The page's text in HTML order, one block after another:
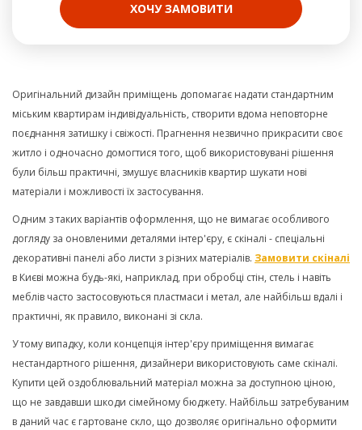
ХОЧУ ЗАМОВИТИ
Оригінальний дизайн приміщень допомагає надати стандартним
міським квартирам індивідуальність, створити вдома неповторне
поєднання затишку і свіжості. Прагнення незвично прикрасити своє
житло і одночасно домогтися того, щоб використовувані рішення
були більш практичні, змушує власників квартир шукати нові
матеріали і можливості їх застосування.
Одним з таких варіантів оформлення, що не вимагає особливого
догляду за оновленими деталями інтер'єру, є скіналі - спеціальні
декоративні панелі або листи з різних матеріалів. Замовити скіналі
в Києві можна будь-які, наприклад, при обробці стін, стель і навіть
меблів часто застосовуються пластмаси і метал, але найбільш вдалі і
практичні, як правило, виконані зі скла.
У тому випадку, коли концепція інтер'єру приміщення вимагає
нестандартного рішення, дизайнери використовують саме скіналі.
Купити цей оздоблювальний матеріал можна за доступною ціною,
що не завдавши шкоди сімейному бюджету. Найбільш затребуваним
в даний час є гартоване скло, що дозволяє оригінально оформити